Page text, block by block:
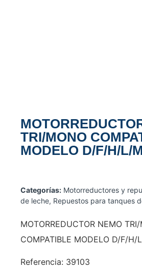
TRI/MONO
MODELO D/F/H/L/M
Categorías: Motorreductores y
de leche, Repuestos para tanques
MOTORREDUCTOR NEMO
COMPATIBLE MODELO D/F/H/
Referencia: 39103